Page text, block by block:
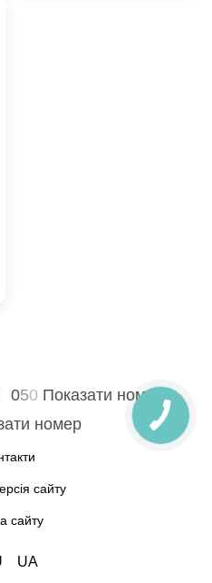
050 Показати номер
номер
сайту
сайту
UA